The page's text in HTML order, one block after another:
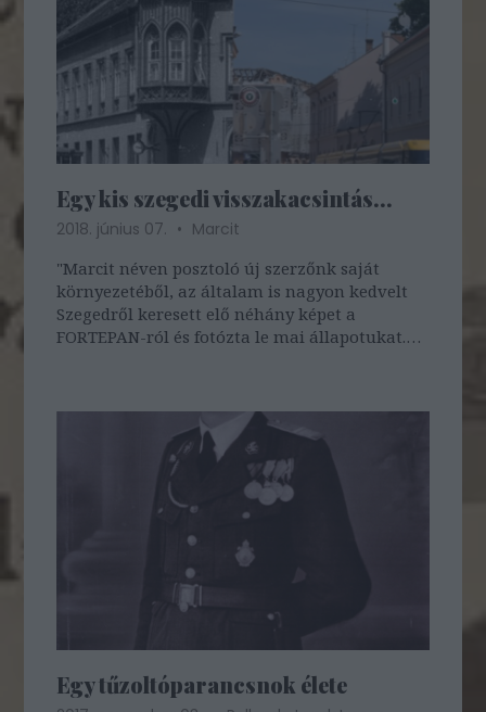
Egy kis szegedi visszakacsintás...
2018. június 07.
Marcit
"Marcit néven posztoló új szerzőnk saját
környezetéből, az általam is nagyon kedvelt
Szegedről keresett elő néhány képet a
FORTEPAN-ról és fotózta le mai állapotukat.
Egy tűzoltóparancsnok élete